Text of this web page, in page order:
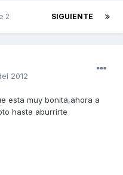
SIGUIENTE
2
2012
esta muy bonita,ahora a
hasta aburrirte